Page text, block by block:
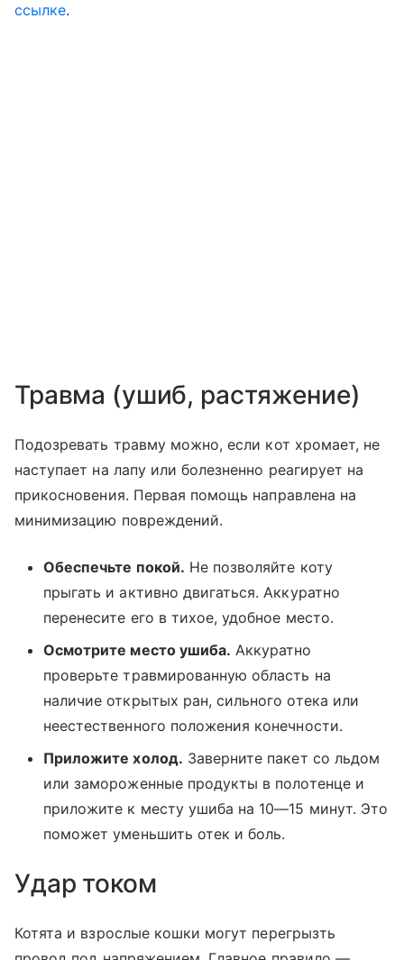
ссылке.
Травма (ушиб, растяжение)
Подозревать травму можно, если кот хромает, не
наступает на лапу или болезненно реагирует на
прикосновения. Первая помощь направлена на
минимизацию повреждений.
Обеспечьте покой. Не позволяйте коту
прыгать и активно двигаться. Аккуратно
перенесите его в тихое, удобное место.
Осмотрите место ушиба. Аккуратно
проверьте травмированную область на
наличие открытых ран, сильного отека или
неестественного положения конечности.
Приложите холод. Заверните пакет со льдом
или замороженные продукты в полотенце и
приложите к месту ушиба на 10—15 минут. Это
поможет уменьшить отек и боль.
Удар током
Котята и взрослые кошки могут перегрызть